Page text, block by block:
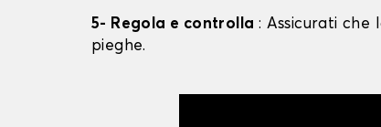
5- Regola e controlla : Assicurati che
pieghe.